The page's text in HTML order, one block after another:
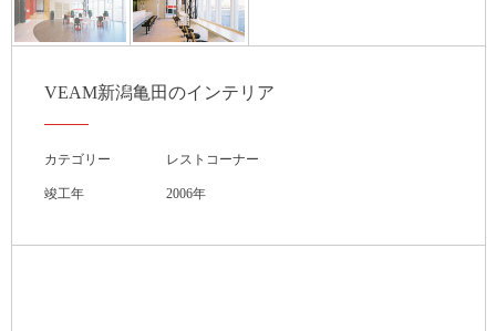
VEAM新潟亀田のインテリア
カテゴリー レストコーナー
竣工年 2006年